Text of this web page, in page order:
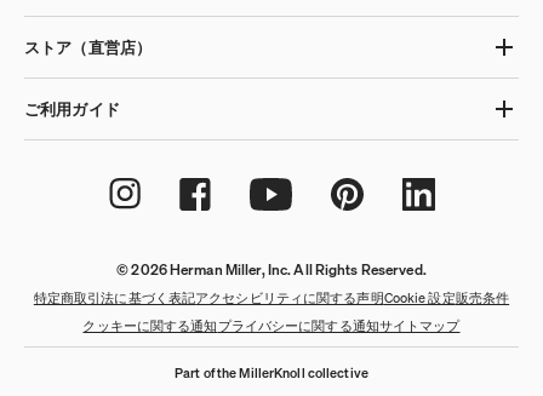
ストア（直営店）
ご利用ガイド
© 2026 Herman Miller, Inc. All Rights Reserved.
特定商取引法に基づく表記アクセシビリティに関する声明
販売条件
クッキーに関する通知 プライバシーに関する通知サイトマップ
Cookie 設定
Part of the MillerKnoll collective